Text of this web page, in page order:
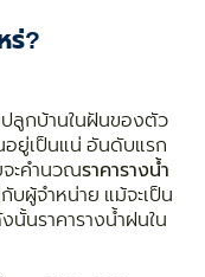
ร่?
ลูกบ้านในฝันของตัว
อยู่เป็นแน่ อันดับแรก
ะคำนวณราคารางน้ำ
บผู้จำหน่าย แม้จะเป็น
นราคารางน้ำฝนใน